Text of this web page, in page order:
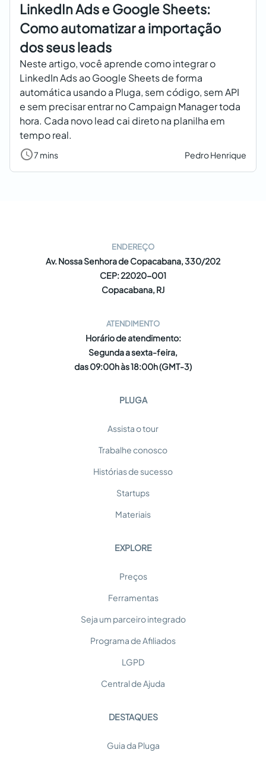
LinkedIn Ads e Google Sheets:
Como automatizar a importação
dos seus leads
Neste artigo, você aprende como integrar o
LinkedIn Ads ao Google Sheets de forma
automática usando a Pluga, sem código, sem API
e sem precisar entrar no Campaign Manager toda
hora. Cada novo lead cai direto na planilha em
tempo real.
7 mins Pedro Henrique
ENDEREÇO
Av. Nossa Senhora de Copacabana, 330/202
CEP: 22020-001
Copacabana, RJ
ATENDIMENTO
Horário de atendimento:
Segunda a sexta-feira,
das 09:00h às 18:00h (GMT-3)
PLUGA
Assista o tour
Trabalhe conosco
Histórias de sucesso
Startups
Materiais
EXPLORE
Preços
Ferramentas
Seja um parceiro integrado
Programa de Afiliados
LGPD
Central de Ajuda
DESTAQUES
Guia da Pluga